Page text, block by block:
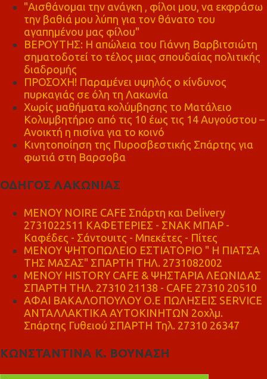
"Αισθάνομαι την ανάγκη , φίλοι μου, να εκφράσω
την βαθιά μου λύπη για τον θάνατο του
αγαπημένου μας φίλου"
ΒΕΡΟΥΤΗΣ: Η απώλεια του Γιάννη Βαρβιτσιώτη
σηματοδοτεί το τέλος μιας σπουδαίας πολιτικής
διαδρομής
ΠΡΟΣΟΧΗ! Παραμένει υψηλός ο κίνδυνος
πυρκαγιάς σε όλη τη Λακωνία
Χωρίς μαθήματα κολύμβησης το Ματάλειο
Κολυμβητήριο από τις 10 έως τις 14 Αυγούστου –
Ανοικτή η πισίνα για το κοινό
Κινητοποίηση της Πυροσβεστικής Σπάρτης για
φωτιά στη Βαρσοβα
ΟΔΗΓΟΣ ΛΑΚΩΝΙΑΣ
MENOY NOIRE CAFE Σπάρτη και Delivery
2731022511 ΚΑΦΕΤΕΡΙΕΣ - ΣΝΑΚ ΜΠΑΡ -
Καφέδες - Σάντουιτς - Μπεκέτες - Πίτες
ΜΕΝΟΥ ΨΗΤΟΠΩΛΕΙΟ ΕΣΤΙΑΤΟΡΙΟ " Η ΠΙΑΤΣΑ
ΤΗΣ ΜΑΣΑΣ" ΣΠΑΡΤΗ ΤΗΛ. 2731082002
ΜΕΝΟΥ HISTORY CAFE & ΨΗΣΤΑΡΙΑ ΛΕΩΝΙΔΑΣ
ΣΠΑΡΤΗ ΤΗΛ. 27310 21138 - CAFE 27310 20510
ΑΦΑΙ ΒΑΚΑΛΟΠΟΥΛΟΥ Ο.Ε ΠΩΛΗΣΕΙΣ SERVICE
ΑΝΤΑΛΛΑΚΤΙΚΑ ΑΥΤΟΚΙΝΗΤΩΝ 2οχλμ.
Σπάρτης Γυθειού ΣΠΑΡΤΗ Τηλ. 27310 26347
ΚΩΝΣΤΑΝΤΙΝΑ Κ. ΒΟΥΝΑΣΗ